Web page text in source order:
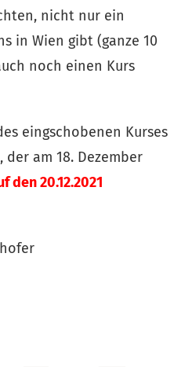
nicht nur ein
in Wien gibt (ganze 10
noch einen Kurs
eingschobenen Kurses
, der am 18. Dezember
den 20.12.2021